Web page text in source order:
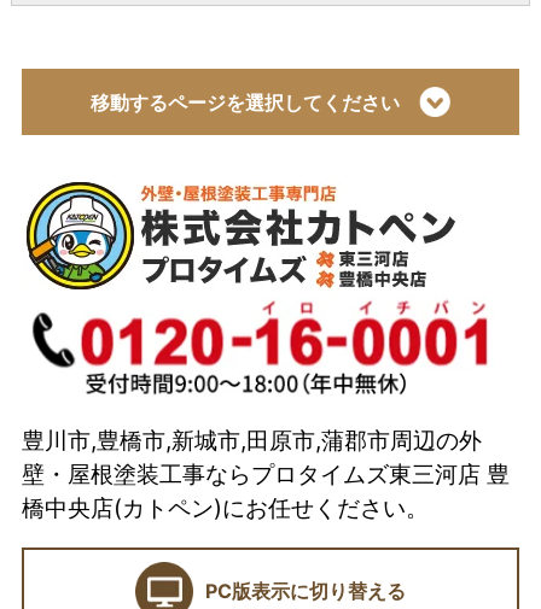
移動するページを選択してください
会社概要
代表取締役 加藤宜久よりご挨拶
イベント
選ばれている理由とは？
カトペンの技術力
当店の強み
ショールーム
契約前に確認したい業者選びの7つのポイント
豊川市,豊橋市,新城市,田原市,蒲郡市周辺の外
壁・屋根塗装工事ならプロタイムズ東三河店 豊
橋中央店(カトペン)にお任せください。
PC版表示に切り替える